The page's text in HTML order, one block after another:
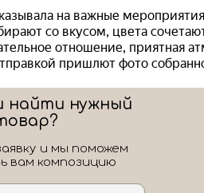
найти нужный
и мы поможем
вам композицию